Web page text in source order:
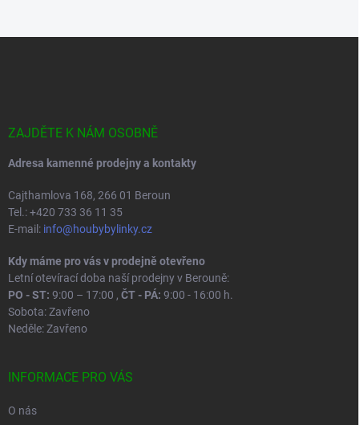
ZAJDĚTE K NÁM OSOBNĚ
Adresa kamenné prodejny a kontakty
Cajthamlova 168, 266 01 Beroun
Tel.: +420 733 36 11 35
E-mail: info@houbybylinky.cz
Kdy máme pro vás v prodejně otevřeno
Letní otevírací doba naší prodejny v Berouně:
PO - ST: 9:00 – 17:00 , ČT - PÁ: 9:00 - 16:00 h.
Sobota: Zavřeno
Neděle: Zavřeno
INFORMACE PRO VÁS
O nás